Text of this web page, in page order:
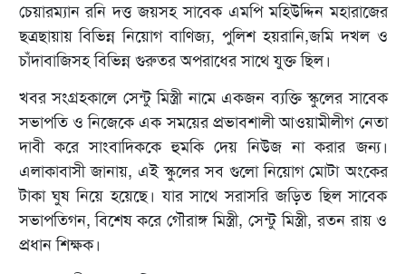
চেয়ারম্যান রনি দত্ত জয়সহ সাবেক এমপি মহিউদ্দিন মহারাজের
ছত্রছায়ায় বিভিন্ন নিয়োগ বাণিজ্য, পুলিশ হয়রানি,জমি দখল ও
চাঁদাবাজিসহ বিভিন্ন গুরুতর অপরাধের সাথে যুক্ত ছিল।
খবর সংগ্রহকালে সেন্টু মিস্ত্রী নামে একজন ব্যক্তি স্কুলের সাবেক
সভাপতি ও নিজেকে এক সময়ের প্রভাবশালী আওয়ামীলীগ নেতা
দাবী করে সাংবাদিককে হুমকি দেয় নিউজ না করার জন্য।
এলাকাবাসী জানায়, এই স্কুলের সব গুলো নিয়োগ মোটা অংকের
টাকা ঘুষ নিয়ে হয়েছে। যার সাথে সরাসরি জড়িত ছিল সাবেক
সভাপতিগন, বিশেষ করে গৌরাঙ্গ মিস্ত্রী, সেন্টু মিস্ত্রী, রতন রায় ও
প্রধান শিক্ষক।